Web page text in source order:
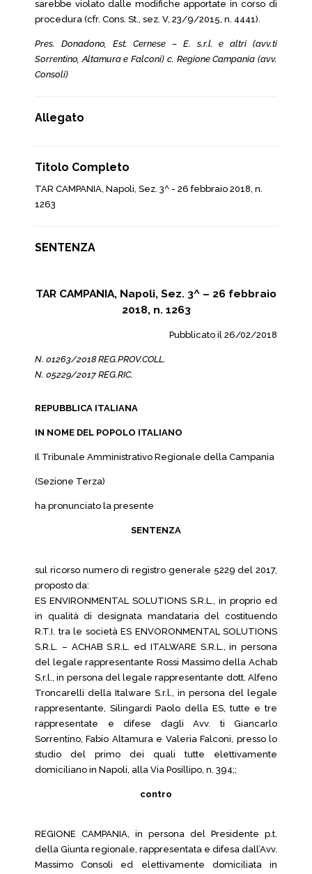
sarebbe violato dalle modifiche apportate in corso di
procedura (cfr. Cons. St., sez. V, 23/9/2015, n. 4441).
Pres. Donadono, Est. Cernese – E. s.r.l. e altri (avv.ti
Sorrentino, Altamura e Falconi) c. Regione Campania (avv.
Consoli)
Allegato
Titolo Completo
TAR CAMPANIA, Napoli, Sez. 3^ - 26 febbraio 2018, n.
1263
SENTENZA
TAR CAMPANIA, Napoli, Sez. 3^ – 26 febbraio
2018, n. 1263
Pubblicato il 26/02/2018
N. 01263/2018 REG.PROV.COLL.
N. 05229/2017 REG.RIC.
REPUBBLICA ITALIANA
IN NOME DEL POPOLO ITALIANO
Il Tribunale Amministrativo Regionale della Campania
(Sezione Terza)
ha pronunciato la presente
SENTENZA
sul ricorso numero di registro generale 5229 del 2017,
proposto da:
ES ENVIRONMENTAL SOLUTIONS S.R.L., in proprio ed
in qualità di designata mandataria del costituendo
R.T.I. tra le società ES ENVORONMENTAL SOLUTIONS
S.R.L. – ACHAB S.R.L. ed ITALWARE S.R.L., in persona
del legale rappresentante Rossi Massimo della Achab
S.r.l., in persona del legale rappresentante dott. Alfeno
Troncarelli della Italware S.r.l., in persona del legale
rappresentante, Silingardi Paolo della ES, tutte e tre
rappresentate e difese dagli Avv. ti Giancarlo
Sorrentino, Fabio Altamura e Valeria Falconi, presso lo
studio del primo dei quali tutte elettivamente
domiciliano in Napoli, alla Via Posillipo, n. 394;;
contro
REGIONE CAMPANIA, in persona del Presidente p.t.
della Giunta regionale, rappresentata e difesa dall’Avv.
Massimo Consoli ed elettivamente domiciliata in